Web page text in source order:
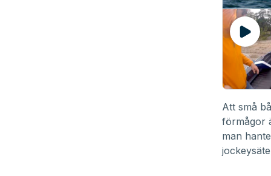
Att små
förmågor
man